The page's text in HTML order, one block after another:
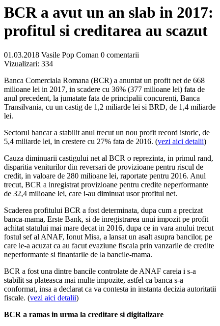
BCR a avut un an slab in 2017:
profitul si creditarea au scazut
01.03.2018 Vasile Pop Coman 0 comentarii
Vizualizari: 334
Banca Comerciala Romana (BCR) a anuntat un profit net de 668
milioane lei in 2017, in scadere cu 36% (377 milioane lei) fata de
anul precedent, la jumatate fata de principalii concurenti, Banca
Transilvania, cu un castig de 1,2 miliarde lei si BRD, de 1,4 miliarde
lei.
Sectorul bancar a stabilit anul trecut un nou profit record istoric, de
5,4 miliarde lei, in crestere cu 27% fata de 2016. (vezi aici detalii)
Cauza diminuarii castigului net al BCR o reprezinta, in primul rand,
disparitia veniturilor din reversari de provizioane pentru riscul de
credit, in valoare de 280 milioane lei, raportate pentru 2016. Anul
trecut, BCR a inregistrat provizioane pentru credite neperformante
de 32,4 milioane lei, care i-au diminuat usor profitul net.
Scaderea profitului BCR a fost determinata, dupa cum a precizat
banca-mama, Erste Bank, si de inregistrarea unui impozit pe profit
achitat statului mai mare decat in 2016, dupa ce in vara anului trecut
fostul sef al ANAF, Ionut Misa, a lansat un asalt asupra bancilor, pe
care le-a acuzat ca au facut evaziune fiscala prin vanzarile de credite
neperformante si finantarile de la bancile-mama.
BCR a fost una dintre bancile controlate de ANAF careia i s-a
stabilit sa plateasca mai multe impozite, astfel ca banca s-a
conformat, insa a declarat ca va contesta in instanta decizia autoritatii
fiscale. (vezi aici detalii)
BCR a ramas in urma la creditare si digitalizare